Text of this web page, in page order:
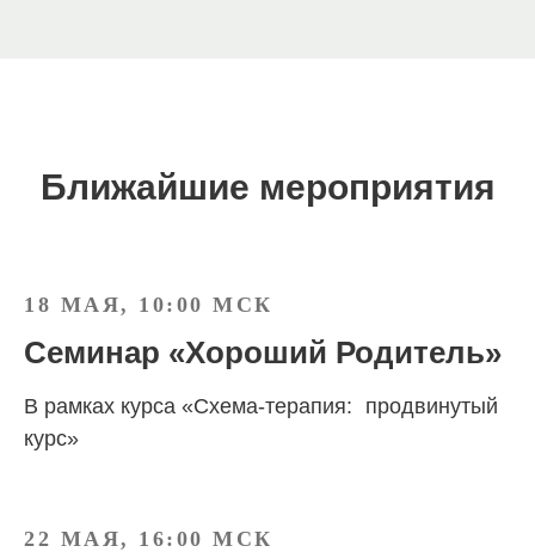
Ближайшие мероприятия
18 МАЯ, 10:00 МСК
Семинар «Хороший Родитель»
В рамках курса «Схема-терапия: продвинутый
курс»
22 МАЯ, 16:00 МСК